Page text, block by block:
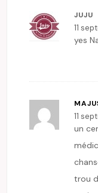
JUJU
11
yes
11
un
trou